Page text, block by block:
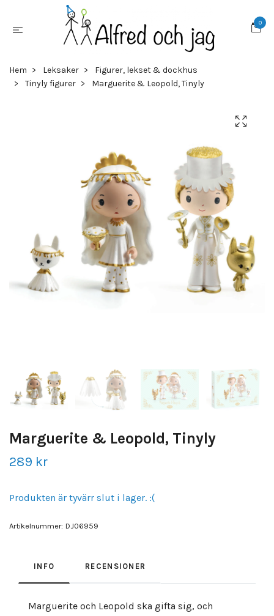
0
Hem Leksaker
Figurer, lekset & dockhus
Tinyly figurer
Marguerite & Leopold, Tinyly
Marguerite & Leopold, Tinyly
289 kr
Produkten är tyvärr slut i lager. :(
Artikelnummer: DJ06959
INFO RECENSIONER
Marguerite och Leopold ska gifta sig, och